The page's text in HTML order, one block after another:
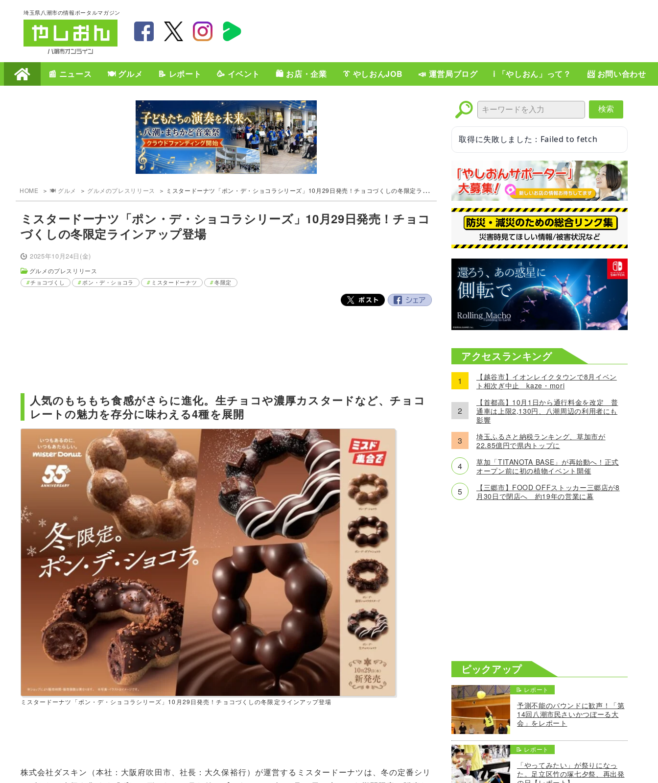
埼玉県八潮市の情報ポータルマガジン
📰 ニュース 🍽️ グルメ 📝 レポート 🥳 イベント 🛍️ お店・企業 👔 やしおんJOB 📣 運営局ブログ ℹ️ 「やしおん」って？ 📨 お問い合わせ
HOME 🍽️ グルメ グルメのプレスリリース ミスタードーナツ「ポン・デ・ショコラシリーズ」10月29日発売！チョコづくしの冬限定ラインアップ登場
ミスタードーナツ「ポン・デ・ショコラシリーズ」10月29日発売！チョコ
づくしの冬限定ラインアップ登場
2025年10月24日(金)
グルメのプレスリリース
チョコづくし ポン・デ・ショコラ ミスタードーナツ 冬限定
人気のもちもち食感がさらに進化。生チョコや濃厚カスタードなど、チョコ
レートの魅力を存分に味わえる4種を展開
ミスタードーナツ「ポン・デ・ショコラシリーズ」10月29日発売！チョコづくしの冬限定ラインアップ登場
株式会社ダスキン（本社：大阪府吹田市、社長：大久保裕行）が運営するミスタードーナツは、冬の定番シリ
検索
取得に失敗しました：Failed to fetch
アクセスランキング
【越谷市】イオンレイクタウンで8月イベン
ト相次ぎ中止 kaze・mori
【首都高】10月1日から通行料金を改定 普
通車は上限2,130円、八潮周辺の利用者にも
影響
埼玉ふるさと納税ランキング、草加市が
22.85億円で県内トップに
草加「TITANOTA BASE」が再始動へ！正式
オープン前に初の植物イベント開催
【三郷市】FOOD OFFストッカー三郷店が8
月30日で閉店へ 約19年の営業に幕
ピックアップ
📝 レポート
予測不能のバウンドに歓声！「第
14回八潮市民さいかつぼーる大
会」をレポート
📝 レポート
「やってみたい」が祭りになっ
た。足立区竹の塚七夕祭、再出発